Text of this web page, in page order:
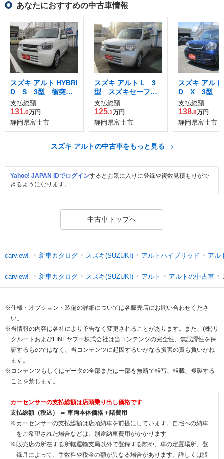
あなたにおすすめの中古車情報
スズキ アルト HYBRI
D S 3型 衝突被
害軽減ブレ
支払総額
131.0万円
静岡県富士市
スズキ アルト L 3
型 スズキセーフテ
ィーサポート
支払総額
125.1万円
静岡県富士市
スズキ アル
D X 3型
害軽減ブレ
支払総額
138.8万円
静岡県富士市
スズキ アルトの中古車をもっと見る
Yahoo! JAPAN IDでログインするとお気に入りに登録や複数見積もりがで
きるようになります。
中古車トップへ
carview! 新車カタログ スズキ(SUZUKI) アルトハイブリッド アル
carview! 新車カタログ スズキ(SUZUKI) アルト アルトの中古車
※仕様・オプション・装備の詳細については各販売店にお問い合わせくださ
い。
※当情報の内容は各社により予告なく変更されることがあります。また、(株)リ
クルートおよびLINEヤフー株式会社は当コンテンツの完全性、無誤謬性を保
証するものではなく、当コンテンツに起因するいかなる損害の責も負いかね
ます。
※コンテンツもしくはデータの全部または一部を無断で転写、転載、複製する
ことを禁じます。
カーセンサーの支払総額は店頭乗り出し価格です
支払総額（税込） ＝ 車両本体価格＋諸費用
※カーセンサーの支払総額は店頭納車を前提にしています。自宅への納車
をご希望された場合などは、別途納車費用がかかります
※販売店の所在する所轄運輸支局以外で登録する際や、車の定置場所、登
録月によって、手数料や税金の額が異なる場合があります。詳しくは販